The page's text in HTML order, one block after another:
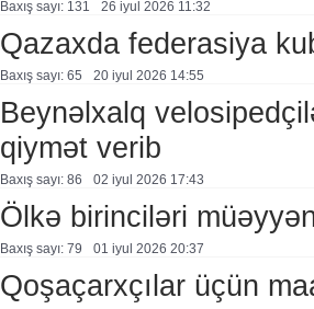
Baxış sayı: 131 26 i̇yul 2026 11:32
Qazaxda federasiya
Baxış sayı: 65 20 i̇yul 2026 14:55
Beynəlxalq
qiymət verib
Baxış sayı: 86 02 i̇yul 2026 17:43
Ölkə birinciləri
Baxış sayı: 79 01 i̇yul 2026 20:37
Qoşaçarxçılar üçün